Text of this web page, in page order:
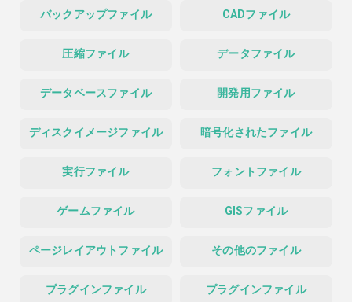
バックアップファイル CADファイル
圧縮ファイル データファイル
データベースファイル 開発用ファイル
ディスクイメージファイル 暗号化されたファイル
実行ファイル フォントファイル
ゲームファイル GISファイル
ページレイアウトファイル その他のファイル
プラグインファイル プラグインファイル